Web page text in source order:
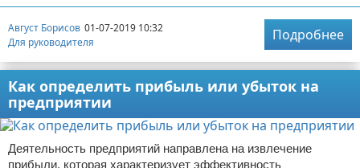
Август Борисов 01-07-2019 10:32
Для руководителя
Подробнее
Как определить прибыль или убыток на
предприятии
Деятельность предприятий направлена на извлечение
прибыли, которая характеризует эффективность